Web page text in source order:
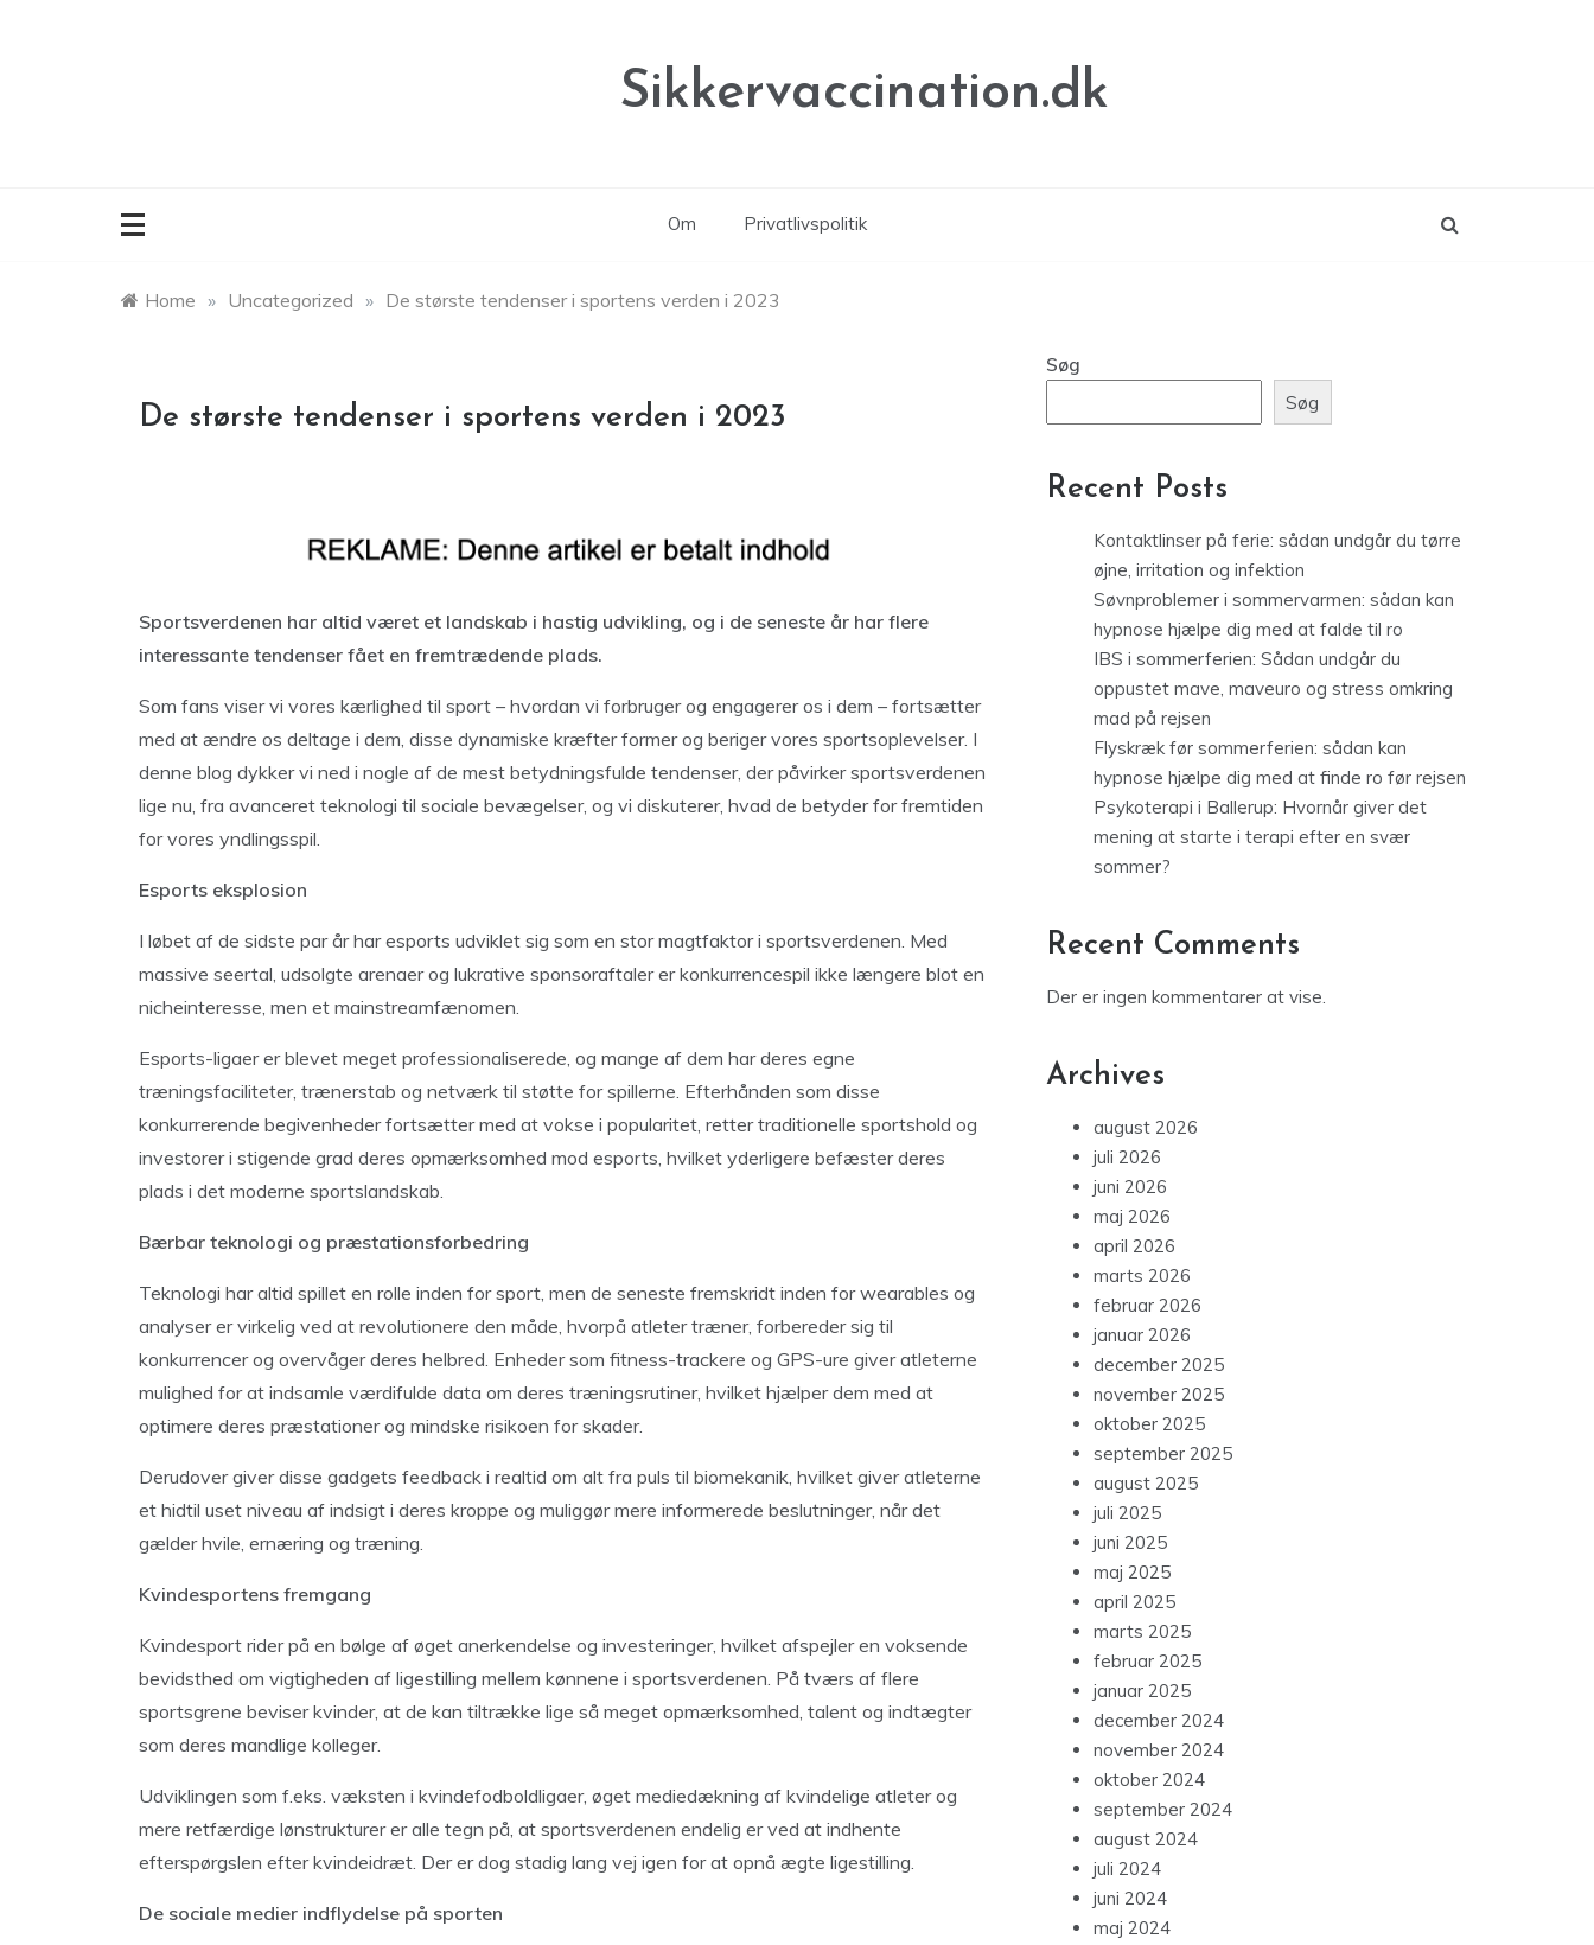
Sikkervaccination.dk
Om Privatlivspolitik
Home » Uncategorized » De største tendenser i sportens verden i 2023
De største tendenser i sportens verden i 2023
Sportsverdenen har altid været et landskab i hastig udvikling, og i de seneste år har flere
interessante tendenser fået en fremtrædende plads.
Som fans viser vi vores kærlighed til sport – hvordan vi forbruger og engagerer os i dem – fortsætter
med at ændre os deltage i dem, disse dynamiske kræfter former og beriger vores sportsoplevelser. I
denne blog dykker vi ned i nogle af de mest betydningsfulde tendenser, der påvirker sportsverdenen
lige nu, fra avanceret teknologi til sociale bevægelser, og vi diskuterer, hvad de betyder for fremtiden
for vores yndlingsspil.
Esports eksplosion
I løbet af de sidste par år har esports udviklet sig som en stor magtfaktor i sportsverdenen. Med
massive seertal, udsolgte arenaer og lukrative sponsoraftaler er konkurrencespil ikke længere blot en
nicheinteresse, men et mainstreamfænomen.
Esports-ligaer er blevet meget professionaliserede, og mange af dem har deres egne
træningsfaciliteter, trænerstab og netværk til støtte for spillerne. Efterhånden som disse
konkurrerende begivenheder fortsætter med at vokse i popularitet, retter traditionelle sportshold og
investorer i stigende grad deres opmærksomhed mod esports, hvilket yderligere befæster deres
plads i det moderne sportslandskab.
Bærbar teknologi og præstationsforbedring
Teknologi har altid spillet en rolle inden for sport, men de seneste fremskridt inden for wearables og
analyser er virkelig ved at revolutionere den måde, hvorpå atleter træner, forbereder sig til
konkurrencer og overvåger deres helbred. Enheder som fitness-trackere og GPS-ure giver atleterne
mulighed for at indsamle værdifulde data om deres træningsrutiner, hvilket hjælper dem med at
optimere deres præstationer og mindske risikoen for skader.
Derudover giver disse gadgets feedback i realtid om alt fra puls til biomekanik, hvilket giver atleterne
et hidtil uset niveau af indsigt i deres kroppe og muliggør mere informerede beslutninger, når det
gælder hvile, ernæring og træning.
Kvindesportens fremgang
Kvindesport rider på en bølge af øget anerkendelse og investeringer, hvilket afspejler en voksende
bevidsthed om vigtigheden af ligestilling mellem kønnene i sportsverdenen. På tværs af flere
sportsgrene beviser kvinder, at de kan tiltrække lige så meget opmærksomhed, talent og indtægter
som deres mandlige kolleger.
Udviklingen som f.eks. væksten i kvindefodboldligaer, øget mediedækning af kvindelige atleter og
mere retfærdige lønstrukturer er alle tegn på, at sportsverdenen endelig er ved at indhente
efterspørgslen efter kvindeidræt. Der er dog stadig lang vej igen for at opnå ægte ligestilling.
De sociale medier indflydelse på sporten
Søg
Søg
Recent Posts
Kontaktlinser på ferie: sådan undgår du tørre
øjne, irritation og infektion
Søvnproblemer i sommervarmen: sådan kan
hypnose hjælpe dig med at falde til ro
IBS i sommerferien: Sådan undgår du
oppustet mave, maveuro og stress omkring
mad på rejsen
Flyskræk før sommerferien: sådan kan
hypnose hjælpe dig med at finde ro før rejsen
Psykoterapi i Ballerup: Hvornår giver det
mening at starte i terapi efter en svær
sommer?
Recent Comments
Der er ingen kommentarer at vise.
Archives
august 2026
juli 2026
juni 2026
maj 2026
april 2026
marts 2026
februar 2026
januar 2026
december 2025
november 2025
oktober 2025
september 2025
august 2025
juli 2025
juni 2025
maj 2025
april 2025
marts 2025
februar 2025
januar 2025
december 2024
november 2024
oktober 2024
september 2024
august 2024
juli 2024
juni 2024
maj 2024